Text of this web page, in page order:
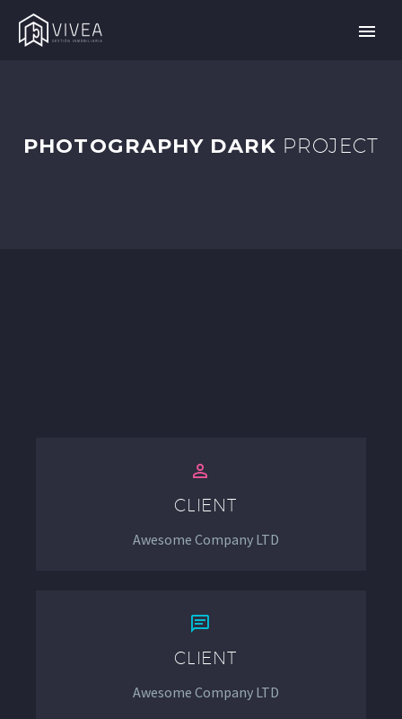
PHOTOGRAPHY DARK PROJECT


CLIENT
Awesome Company LTD


CLIENT
Awesome Company LTD